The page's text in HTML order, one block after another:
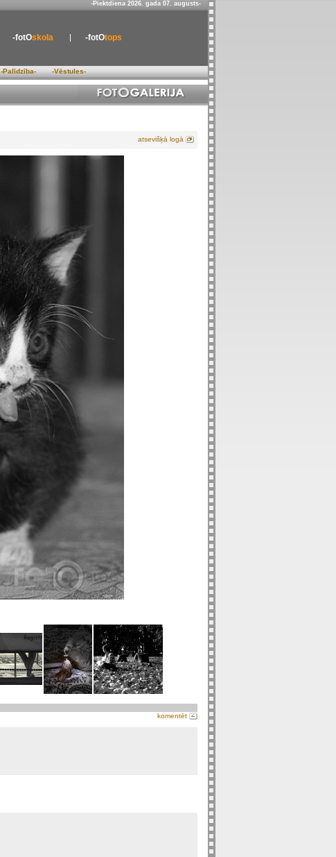
-Piektdiena 2026. gada 07. augusts-
-fotOskola -fotOtops
-Palīdzība- -Vēstules-
atsevišķā logā
komentēt